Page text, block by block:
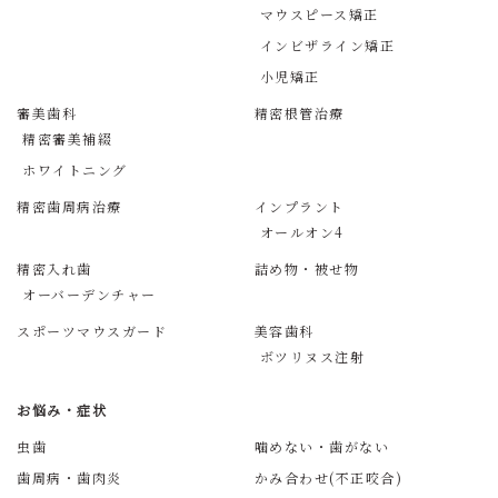
マウスピース矯正
インビザライン矯正
小児矯正
審美歯科
精密審美補綴
ホワイトニング
精密根管治療
精密歯周病治療
インプラント
オールオン4
精密入れ歯
オーバーデンチャー
詰め物・被せ物
スポーツマウスガード
美容歯科
ボツリヌス注射
お悩み・症状
虫歯
噛めない・歯がない
歯周病・歯肉炎
かみ合わせ(不正咬合)